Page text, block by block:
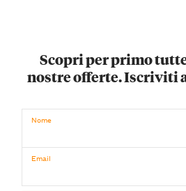
Scopri per primo
nostre offerte. Iscriviti
Nome
Email